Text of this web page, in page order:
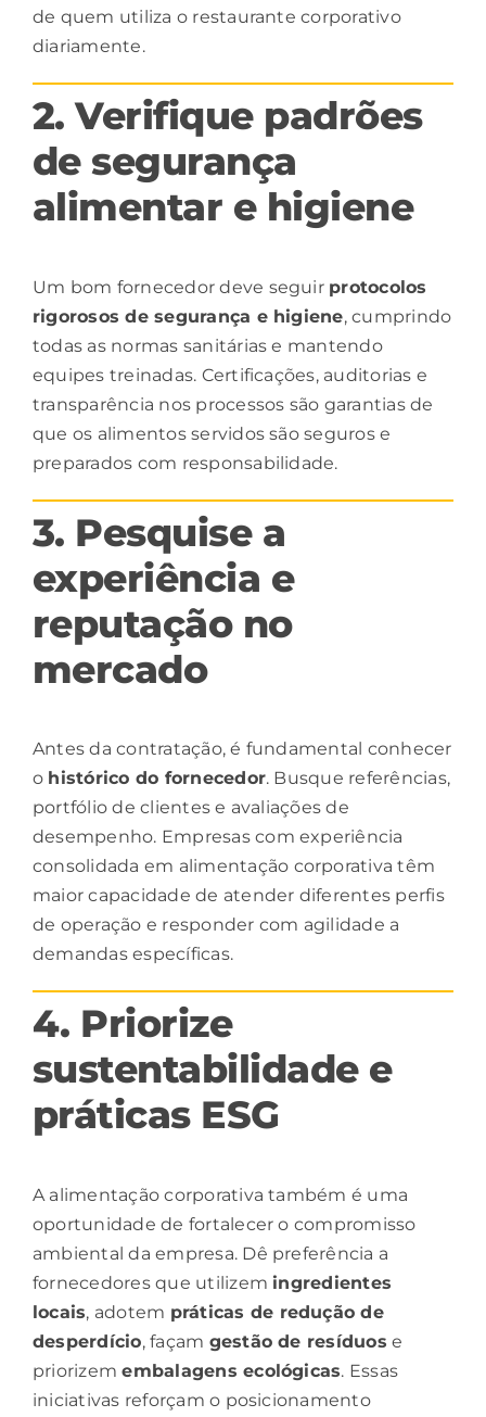
de quem utiliza o restaurante corporativo
diariamente.
2. Verifique padrões
de segurança
alimentar e higiene
Um bom fornecedor deve seguir protocolos
rigorosos de segurança e higiene, cumprindo
todas as normas sanitárias e mantendo
equipes treinadas. Certificações, auditorias e
transparência nos processos são garantias de
que os alimentos servidos são seguros e
preparados com responsabilidade.
3. Pesquise a
experiência e
reputação no
mercado
Antes da contratação, é fundamental conhecer
o histórico do fornecedor. Busque referências,
portfólio de clientes e avaliações de
desempenho. Empresas com experiência
consolidada em alimentação corporativa têm
maior capacidade de atender diferentes perfis
de operação e responder com agilidade a
demandas específicas.
4. Priorize
sustentabilidade e
práticas ESG
A alimentação corporativa também é uma
oportunidade de fortalecer o compromisso
ambiental da empresa. Dê preferência a
fornecedores que utilizem ingredientes
locais, adotem práticas de redução de
desperdício, façam gestãode resíduos e
priorizemembalagens ecológicas. Essas
iniciativas reforçam o posicionamento